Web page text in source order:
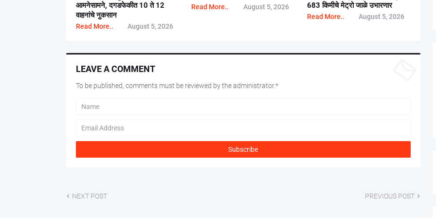
आमनेसामने, दगडफेकीत 10 ते 12
वाहनांचे नुकसान
Read More.. August 5, 2026
Read More.. August 5, 2026
683 किमीचे मेट्रो जाळे उभारणार
Read More.. August 5, 2026
LEAVE A COMMENT
To be published, comments must be reviewed by the administrator.*
NEXT POST PREVIOUS POST